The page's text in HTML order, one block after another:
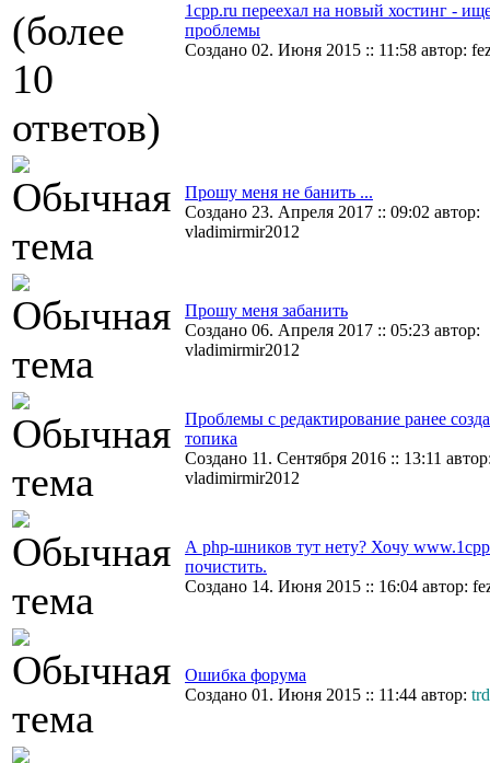
1cpp.ru переехал на новый хостинг -
проблемы
Создано 02. Июня 2015 :: 11:58 автор:
Прошу меня не банить ...
Создано 23. Апреля 2017 :: 09:02 автор:
vladimirmir2012
Прошу меня забанить
Создано 06. Апреля 2017 :: 05:23 автор:
vladimirmir2012
Проблемы с редактирование ранее
топика
Создано 11. Сентября 2016 :: 13:11
vladimirmir2012
А php-шников тут нету? Хочу
почистить.
Создано 14. Июня 2015 :: 16:04 автор:
Ошибка форума
Создано 01. Июня 2015 :: 11:44 автор: